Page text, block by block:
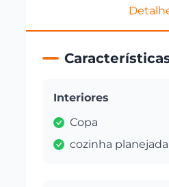
Interiores
Copa
cozinha planejada